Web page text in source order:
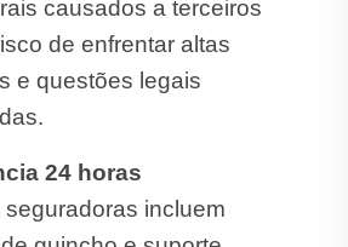
causados a terceiros
de enfrentar altas
e questões legais
24 horas
incluem